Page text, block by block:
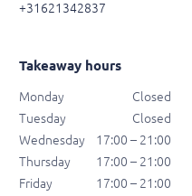
+31621342837
Takeaway hours
Monday
Closed
Tuesday
Closed
Wednesday
17:00 – 21:00
Thursday
17:00 – 21:00
Friday
17:00 – 21:00